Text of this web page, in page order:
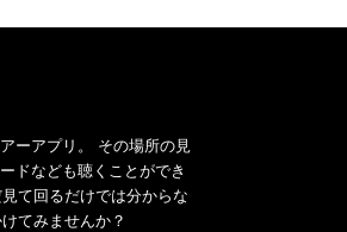
ーアプリ。 その場所の見
ドなども聴くことができ
て回るだけでは分からな
てみませんか？